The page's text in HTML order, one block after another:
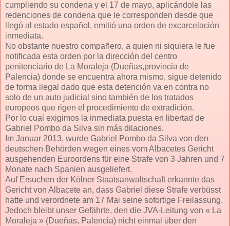
cumpliendo su condena y el 17 de mayo, aplicándole las
redenciones de condena que le corresponden desde que
llegó al estado español, emitió una orden de excarcelación
inmediata.
No obstante nuestro compañero, a quien ni siquiera le fue
notificada esta orden por la dirección del centro
penitenciario de La Moraleja (Dueñas,provincia de
Palencia) donde se encuentra ahora mismo, sigue detenido
de forma ilegal dado que esta detención va en contra no
solo de un auto judicial sino también de los tratados
europeos que rigen el procedimiento de extradición.
Por lo cual exigimos la inmediata puesta en libertad de
Gabriel Pombo da Silva sin más dilaciones.
Im Januar 2013, wurde Gabriel Pombo da Silva von den
deutschen Behörden wegen eines vom Albacetes Gericht
ausgehenden Euroordens für eine Strafe von 3 Jahren und 7
Monate nach Spanien ausgeliefert.
Auf Ersuchen der Kölner Staatsanwaltschaft erkannte das
Gericht von Albacete an, dass Gabriel diese Strafe verbüsst
hatte und verordnete am 17 Mai seine sofortige Freilassung.
Jedoch bleibt unser Gefährte, den die JVA-Leitung von « La
Moraleja » (Dueñas, Palencia) nicht einmal über den